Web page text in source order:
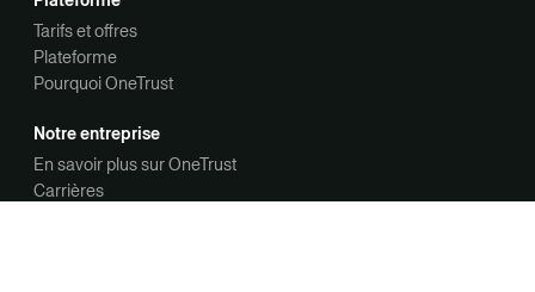
Tarifs et offres
Plateforme
Pourquoi OneTrust
Notre entreprise
En savoir plus sur OneTrust
Carrières